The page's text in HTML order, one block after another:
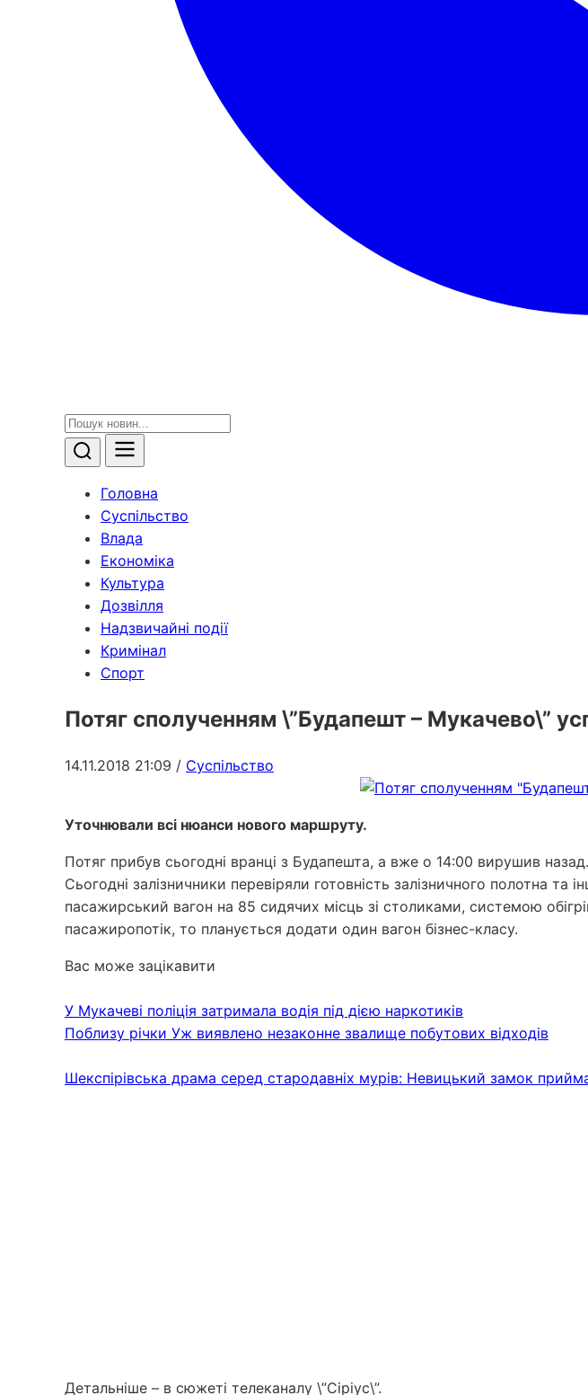
Головна
Суспільство
Влада
Економіка
Культура
Дозвілля
Надзвичайні події
Кримінал
Спорт
Потяг сполученням \”Будапешт – Мукачево\”
14.11.2018 21:09 / Суспільство
Уточнювали всі нюанси нового маршруту.
Потяг прибув сьогодні вранці з Будапешта, а вже о 14:00 вирушив назад.
Сьогодні залізничники перевіряли готовність залізничного полотна
пасажирський вагон на 85 сидячих місць зі столиками, системою
пасажиропотік, то планується додати один вагон бізнес-класу.
Вас може зацікавити
У Мукачеві поліція затримала водія під дією наркотиків
Поблизу річки Уж виявлено незаконне звалище побутових відходів
Шекспірівська драма серед стародавніх мурів: Невицький замок
Детальніше – в сюжеті телеканалу \”Сіріус\”.